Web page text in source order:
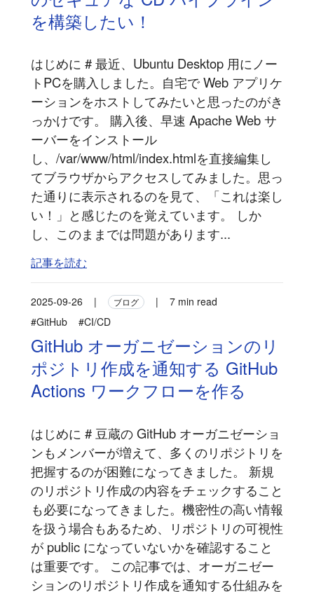
を構築したい！
はじめに # 最近、Ubuntu Desktop 用にノー
トPCを購入しました。自宅で Web アプリケ
ーションをホストしてみたいと思ったのがき
っかけです。 購入後、早速 Apache Web サ
ーバーをインストール
し、/var/www/html/index.htmlを直接編集し
てブラウザからアクセスしてみました。思っ
た通りに表示されるのを見て、「これは楽し
い！」と感じたのを覚えています。 しか
し、このままでは問題があります...
記事を読む
2025-09-26 | ブログ |
7 min read
#GitHub
#CI/CD
GitHub オーガニゼーションのリ
ポジトリ作成を通知する GitHub
Actions ワークフローを作る
はじめに # 豆蔵の GitHub オーガニゼーショ
ンもメンバーが増えて、多くのリポジトリを
把握するのが困難になってきました。 新規
のリポジトリ作成の内容をチェックすること
も必要になってきました。機密性の高い情報
を扱う場合もあるため、リポジトリの可視性
が public になっていないかを確認すること
は重要です。 この記事では、オーガニゼー
ションのリポジトリ作成を通知する仕組みを